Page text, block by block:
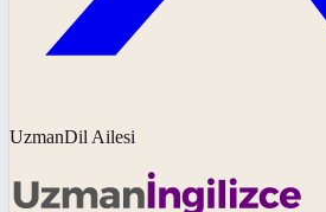
UzmanDil Ailesi